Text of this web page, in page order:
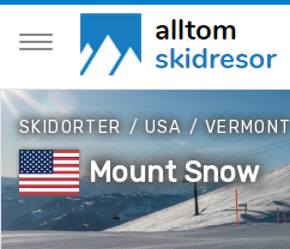
SKIDORTER / USA / VERMONT
Mount Snow